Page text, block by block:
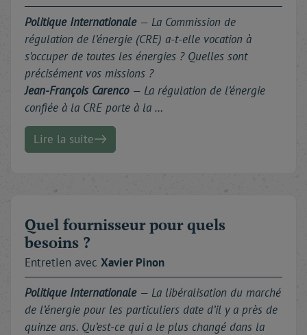
Politique Internationale— La Commission de
régulation de l’énergie (CRE) a-t-elle vocation à
s’occuper de toutes les énergies ? Quelles sont
précisément vos missions ?
Jean-François Carenco— La régulation de l’énergie
confiée à la CRE porte à la …
Lire la suite
Quel fournisseur pour quels
besoins ?
Entretien avec Xavier Pinon
Politique Internationale— La libéralisation du marché
de l’énergie pour les particuliers date d’il y a près de
quinze ans. Qu’est-ce qui a le plus changé dans la